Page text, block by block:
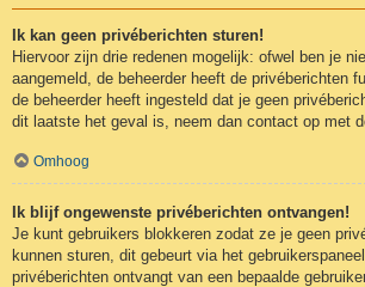
Ik kan geen privéberichten sturen!
Hiervoor zijn drie redenen mogelijk: ofwel ben je
aangemeld, de beheerder heeft de privéberichten
de beheerder heeft ingesteld dat je geen
dit laatste het geval is, neem dan contact op met
Omhoog
Ik blijf ongewenste privéberichten ontvangen!
Je kunt gebruikers blokkeren zodat ze je geen
kunnen sturen, dit gebeurt via het
privéberichten ontvangt van een bepaalde